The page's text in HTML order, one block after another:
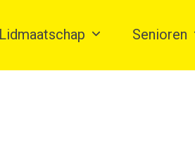
Lidmaatschap Senioren